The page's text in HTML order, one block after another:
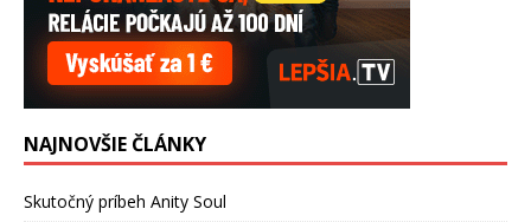
NAJNOVŠIE ČLÁNKY
Skutočný príbeh Anity Soul